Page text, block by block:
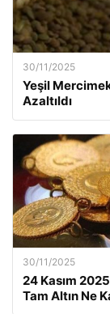
30/11/2025
Yeşil
Azaltıldı
30/11/2025
24 Kasım
Tam Altın Ne